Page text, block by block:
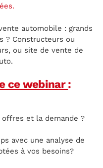
automobile : grands
? Constructeurs ou
ou site de vente de
ce webinar:
et la demande ?
avec une analyse de
à vos besoins?